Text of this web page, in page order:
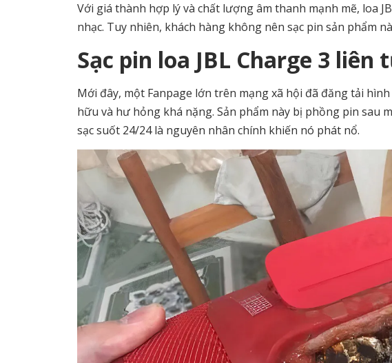
Với giá thành hợp lý và chất lượng âm thanh mạnh mẽ, loa
nhạc. Tuy nhiên, khách hàng không nên sạc pin sản phẩm
Sạc pin loa JBL Charge 3 liên
Mới đây, một Fanpage lớn trên mạng xã hội đã đăng tải
hữu và hư hỏng khá nặng. Sản phẩm này bị phồng pin sau
sạc suốt 24/24 là nguyên nhân chính khiến nó phát nổ.